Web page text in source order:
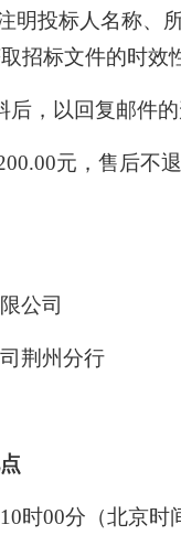
明投标人名称
招标文件的时
后，以回复邮件
元，售后不
公司
荆州分行
时00分（北京时